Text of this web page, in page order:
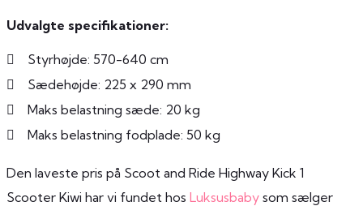
Udvalgte specifikationer:
Styrhøjde: 570-640 cm
Sædehøjde: 225 x 290 mm
Maks belastning sæde: 20 kg
Maks belastning fodplade: 50 kg
Den laveste pris på Scoot and Ride Highway Kick 1
Scooter Kiwi har vi fundet hos Luksusbaby som sælger